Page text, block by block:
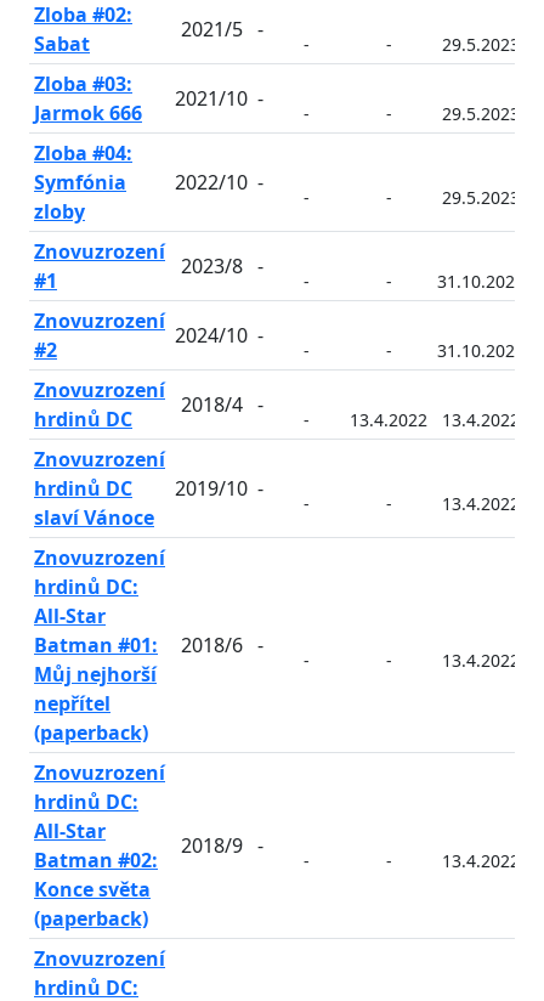
Zloba #02:
Sabat
2021/5 -
- - 29.5.2023
Zloba #03:
Jarmok 666
2021/10 -
- - 29.5.2023
Zloba #04:
Symfónia
zloby
2022/10 -
- - 29.5.2023
Znovuzrození
#1
2023/8 -
- - 31.10.2024
Znovuzrození
#2
2024/10 -
- - 31.10.2024
Znovuzrození
hrdinů DC
2018/4 -
- 13.4.2022 13.4.2022
Znovuzrození
hrdinů DC
slaví Vánoce
2019/10 -
- - 13.4.2022
Znovuzrození
hrdinů DC:
All-Star
Batman #01:
Můj nejhorší
nepřítel
(paperback)
2018/6 -
- - 13.4.2022
Znovuzrození
hrdinů DC:
All-Star
Batman #02:
Konce světa
(paperback)
2018/9 -
- - 13.4.2022
Znovuzrození
hrdinů DC: